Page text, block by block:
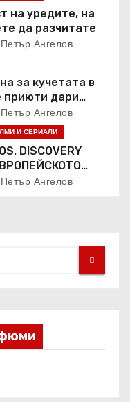
на уредите, на
да разчитате
Петър Ангелов
за кучетата в
приюти дари
и половина
Петър Ангелов
И СЕРИАЛИ
DISCOVERY
ПО ЛЕКА
Петър Ангелов